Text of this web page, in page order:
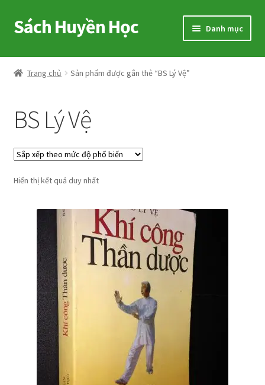
Đi
đến
hướng
Chuyển
đến
dung
Sách Huyền Học Danh mục
Home
Shop
Voucher
Hướng Dẫn
My account
Trang chủ Sản phẩm được gắn thẻ “BS Lý Vệ”
BS Lý Vệ
Hiển thị kết quả duy nhất